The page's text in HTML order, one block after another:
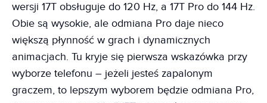
wersji 17T obsługuje do 120 Hz, a 17T Pro do 144 Hz.
Obie są wysokie, ale odmiana Pro daje nieco
większą płynność w grach i dynamicznych
animacjach. Tu kryje się pierwsza wskazówka przy
wyborze telefonu – jeżeli jesteś zapalonym
graczem, to lepszym wyborem będzie odmiana Pro,